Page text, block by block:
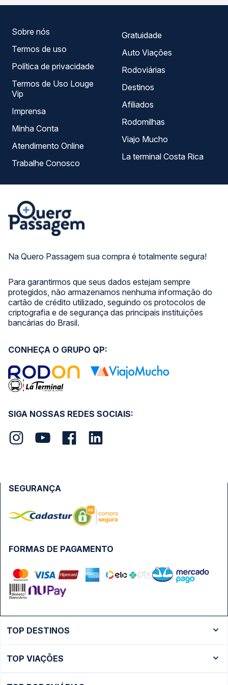
Na Quero Passagem sua compra é totalmente segura!
Para garantirmos que seus dados estejam sempre
protegidos, não armazenamos nenhuma informação do
cartão de crédito utilizado, seguindo os protocolos de
criptografia e de segurança das principais instituições
bancárias do Brasil.
Sobre nós
Termos de uso
Política de privacidade
Termos de Uso Louge
Vip
Imprensa
Minha Conta
Atendimento Online
Trabalhe Conosco
Gratuidade
Auto Viações
Rodoviárias
Destinos
Afiliados
Rodomilhas
Viajo Mucho
La terminal Costa Rica
SIGA NOSSAS REDES SOCIAIS:
CONHEÇA O GRUPO QP:
FORMAS DE PAGAMENTO
SEGURANÇA
TOP DESTINOS
Ônibus São Paulo
TOP VIAÇÕES